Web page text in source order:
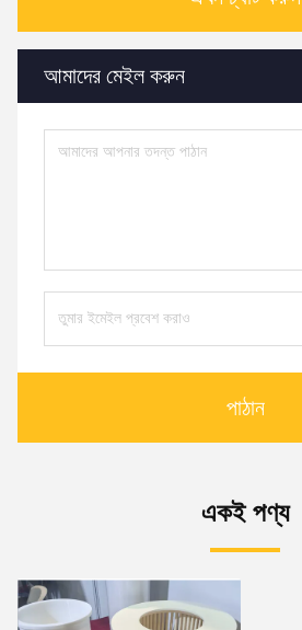
আমাদের মেইল ​​করুন
পাঠান
একই পণ্য